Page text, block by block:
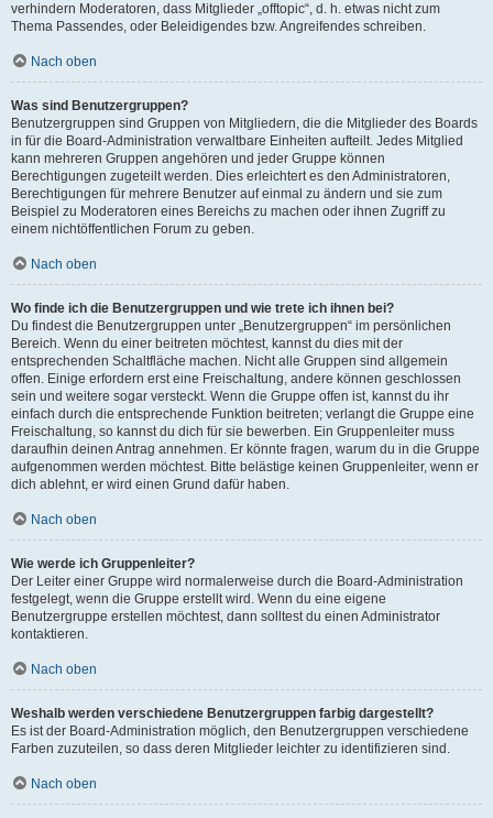
verhindern Moderatoren, dass Mitglieder „offtopic“, d. h. etwas nicht zum
Thema Passendes, oder Beleidigendes bzw. Angreifendes schreiben.
Nach oben
Was sind Benutzergruppen?
Benutzergruppen sind Gruppen von Mitgliedern, die die Mitglieder des Boards
in für die Board-Administration verwaltbare Einheiten aufteilt. Jedes Mitglied
kann mehreren Gruppen angehören und jeder Gruppe können
Berechtigungen zugeteilt werden. Dies erleichtert es den Administratoren,
Berechtigungen für mehrere Benutzer auf einmal zu ändern und sie zum
Beispiel zu Moderatoren eines Bereichs zu machen oder ihnen Zugriff zu
einem nichtöffentlichen Forum zu geben.
Nach oben
Wo finde ich die Benutzergruppen und wie trete ich ihnen bei?
Du findest die Benutzergruppen unter „Benutzergruppen“ im persönlichen
Bereich. Wenn du einer beitreten möchtest, kannst du dies mit der
entsprechenden Schaltfläche machen. Nicht alle Gruppen sind allgemein
offen. Einige erfordern erst eine Freischaltung, andere können geschlossen
sein und weitere sogar versteckt. Wenn die Gruppe offen ist, kannst du ihr
einfach durch die entsprechende Funktion beitreten; verlangt die Gruppe eine
Freischaltung, so kannst du dich für sie bewerben. Ein Gruppenleiter muss
daraufhin deinen Antrag annehmen. Er könnte fragen, warum du in die Gruppe
aufgenommen werden möchtest. Bitte belästige keinen Gruppenleiter, wenn er
dich ablehnt, er wird einen Grund dafür haben.
Nach oben
Wie werde ich Gruppenleiter?
Der Leiter einer Gruppe wird normalerweise durch die Board-Administration
festgelegt, wenn die Gruppe erstellt wird. Wenn du eine eigene
Benutzergruppe erstellen möchtest, dann solltest du einen Administrator
kontaktieren.
Nach oben
Weshalb werden verschiedene Benutzergruppen farbig dargestellt?
Es ist der Board-Administration möglich, den Benutzergruppen verschiedene
Farben zuzuteilen, so dass deren Mitglieder leichter zu identifizieren sind.
Nach oben